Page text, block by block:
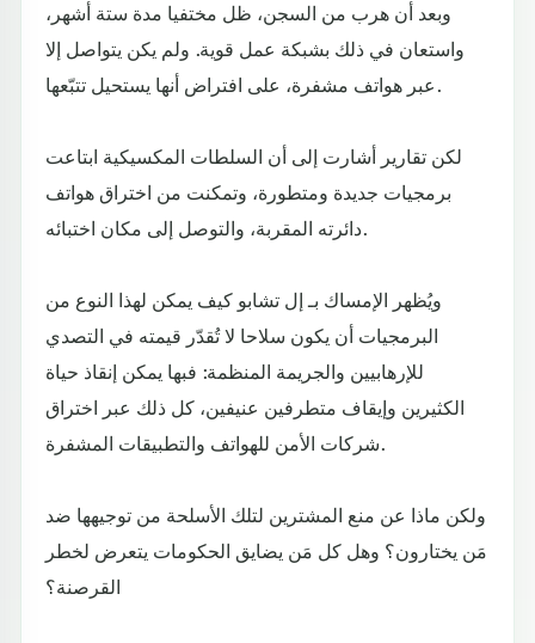
وبعد أن هرب من السجن، ظل مختفيا مدة ستة أشهر،
واستعان في ذلك بشبكة عمل قوية. ولم يكن يتواصل إلا
عبر هواتف مشفرة، على افتراض أنها يستحيل تتبّعها.
لكن تقارير أشارت إلى أن السلطات المكسيكية ابتاعت
برمجيات جديدة ومتطورة، وتمكنت من اختراق هواتف
دائرته المقربة، والتوصل إلى مكان اختبائه.
ويُظهر الإمساك بـ إل تشابو كيف يمكن لهذا النوع من
البرمجيات أن يكون سلاحا لا تُقدّر قيمته في التصدي
للإرهابيين والجريمة المنظمة: فبها يمكن إنقاذ حياة
الكثيرين وإيقاف متطرفين عنيفين، كل ذلك عبر اختراق
شركات الأمن للهواتف والتطبيقات المشفرة.
ولكن ماذا عن منع المشترين لتلك الأسلحة من توجيهها ضد
مَن يختارون؟ وهل كل مَن يضايق الحكومات يتعرض لخطر
القرصنة؟